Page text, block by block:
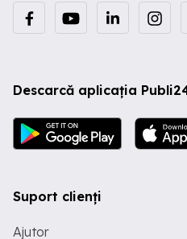
Descarcă aplicația
Suport clienți
Ajutor